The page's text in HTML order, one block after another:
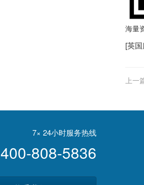
海量
[英
上一
7× 24小时服务热线
400-808-5836